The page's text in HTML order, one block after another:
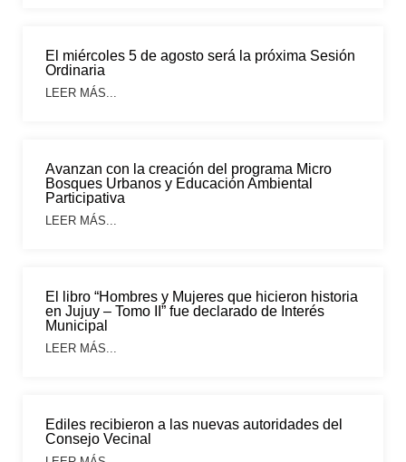
El miércoles 5 de agosto será la próxima Sesión
Ordinaria
LEER MÁS...
Avanzan con la creación del programa Micro
Bosques Urbanos y Educación Ambiental
Participativa
LEER MÁS...
El libro “Hombres y Mujeres que hicieron historia
en Jujuy – Tomo II” fue declarado de Interés
Municipal
LEER MÁS...
Ediles recibieron a las nuevas autoridades del
Consejo Vecinal